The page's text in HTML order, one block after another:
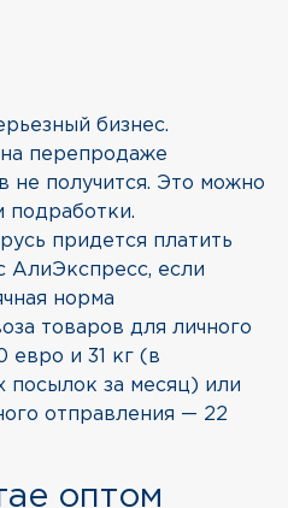
бизнес.
перепродаже
не получится. Это можно
подработки.
придется платить
АлиЭкспресс, если
норма
товаров для личного
евро и 31 кг (в
посылок за месяц) или
отправления — 22
оптом